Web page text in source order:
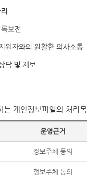
보전
원자와의 원활한 의사소통
담 및 제보
개인정보파일의 처리
운영근거
정보주체 동의
정보주체 동의